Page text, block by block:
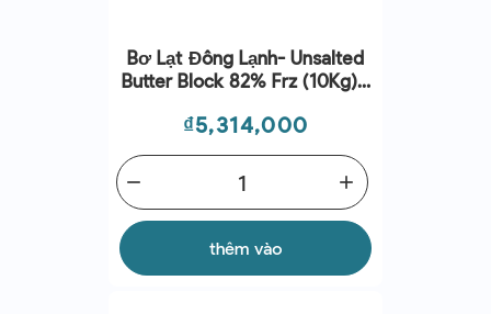
Bơ Lạt Đông Lạnh- Unsalted
Butter Block 82% Frz (10Kg) -
Giá
₫5,314,000
add
remove
thêm vào